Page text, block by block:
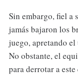
Sin embargo, fiel a
jamás bajaron los
juego, apretando
No obstante, el
para derrotar a